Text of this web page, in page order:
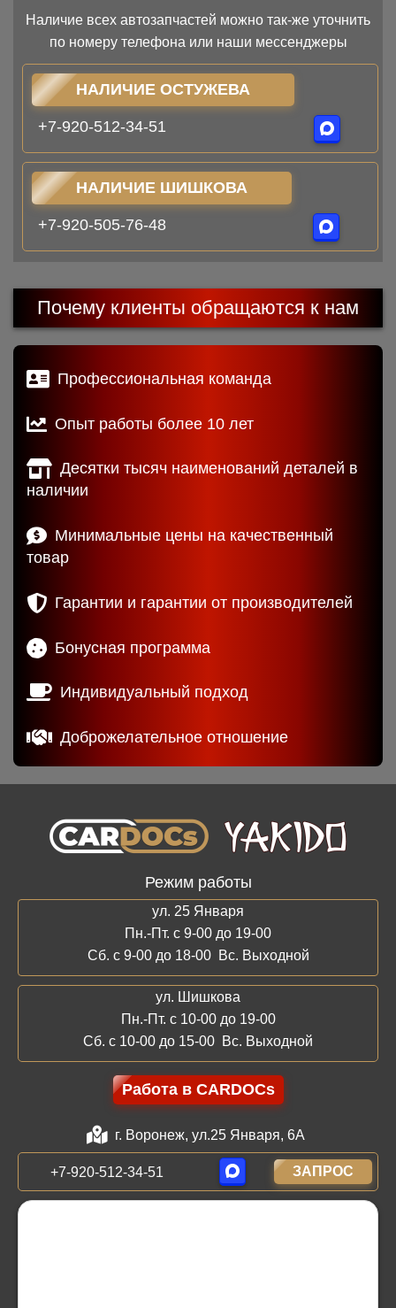
Наличие всех автозапчастей можно так-же уточнить
по номеру телефона или наши мессенджеры
НАЛИЧИЕ ОСТУЖЕВА
+7-920-512-34-51
НАЛИЧИЕ ШИШКОВА
+7-920-505-76-48
Почему клиенты обращаются к нам
Профессиональная команда
Опыт работы более 10 лет
Десятки тысяч наименований деталей в
наличии
Минимальные цены на качественный
товар
Гарантии и гарантии от производителей
Бонусная программа
Индивидуальный подход
Доброжелательное отношение
Режим работы
ул. 25 Января
Пн.-Пт. с 9-00 до 19-00
Сб. с 9-00 до 18-00 Вс. Выходной
ул. Шишкова
Пн.-Пт. с 10-00 до 19-00
Сб. с 10-00 до 15-00 Вс. Выходной
Работа в CARDOCs
г. Воронеж, ул.25 Января, 6А
+7-920-512-34-51 ЗАПРОС